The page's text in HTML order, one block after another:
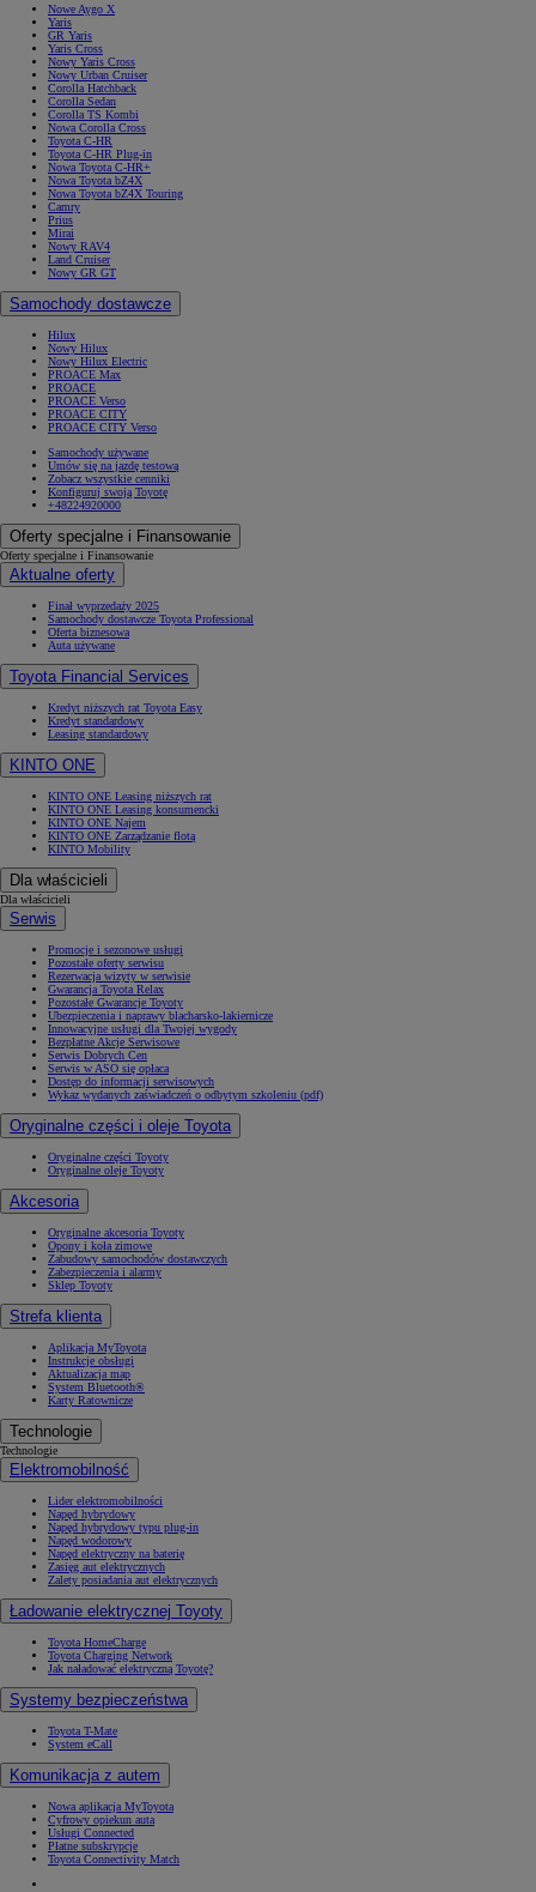
Nowe Aygo X
Yaris
GR Yaris
Yaris Cross
Nowy Yaris Cross
Nowy Urban Cruiser
Corolla Hatchback
Corolla Sedan
Corolla TS Kombi
Nowa Corolla Cross
Toyota C-HR
Toyota C-HR Plug-in
Nowa Toyota C-HR+
Nowa Toyota bZ4X
Nowa Toyota bZ4X Touring
Camry
Prius
Mirai
Nowy RAV4
Land Cruiser
Nowy GR GT
Samochody dostawcze
Hilux
Nowy Hilux
Nowy Hilux Electric
PROACE Max
PROACE
PROACE Verso
PROACE CITY
PROACE CITY Verso
Samochody używane
Umów się na jazdę testową
Zobacz wszystkie cenniki
Konfiguruj swoją Toyotę
+48224920000
Oferty specjalne i Finansowanie
Oferty specjalne i Finansowanie
Aktualne oferty
Finał wyprzedaży 2025
Samochody dostawcze Toyota Professional
Oferta biznesowa
Auta używane
Toyota Financial Services
Kredyt niższych rat Toyota Easy
Kredyt standardowy
Leasing standardowy
KINTO ONE
KINTO ONE Leasing niższych rat
KINTO ONE Leasing konsumencki
KINTO ONE Najem
KINTO ONE Zarządzanie flotą
KINTO Mobility
Dla właścicieli
Dla właścicieli
Serwis
Promocje i sezonowe usługi
Pozostałe oferty serwisu
Rezerwacja wizyty w serwisie
Gwarancja Toyota Relax
Pozostałe Gwarancje Toyoty
Ubezpieczenia i naprawy blacharsko-lakiernicze
Innowacyjne usługi dla Twojej wygody
Bezpłatne Akcje Serwisowe
Serwis Dobrych Cen
Serwis w ASO się opłaca
Dostęp do informacji serwisowych
Wykaz wydanych zaświadczeń o odbytym szkoleniu (pdf)
Oryginalne części i oleje Toyota
Oryginalne części Toyoty
Oryginalne oleje Toyoty
Akcesoria
Oryginalne akcesoria Toyoty
Opony i koła zimowe
Zabudowy samochodów dostawczych
Zabezpieczenia i alarmy
Sklep Toyoty
Strefa klienta
Aplikacja MyToyota
Instrukcje obsługi
Aktualizacja map
System Bluetooth®
Karty Ratownicze
Technologie
Technologie
Elektromobilność
Lider elektromobilności
Napęd hybrydowy
Napęd hybrydowy typu plug-in
Napęd wodorowy
Napęd elektryczny na baterię
Zasięg aut elektrycznych
Zalety posiadania aut elektrycznych
Ładowanie elektrycznej Toyoty
Toyota HomeCharge
Toyota Charging Network
Jak naładować elektryczną Toyotę?
Systemy bezpieczeństwa
Toyota T-Mate
System eCall
Komunikacja z autem
Nowa aplikacja MyToyota
Cyfrowy opiekun auta
Usługi Connected
Płatne subskrypcje
Toyota Connectivity Match